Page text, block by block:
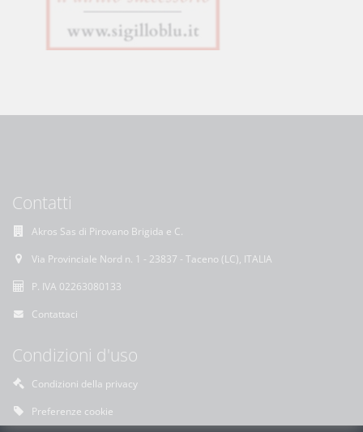
Contatti
Akros Sas di Pirovano Brigida e C.
Via Provinciale Nord n. 1 - 23837 - Taceno (LC), ITALIA
P. IVA 02263080133
Contattaci
Condizioni d'uso
Condizioni della privacy
Preferenze cookie